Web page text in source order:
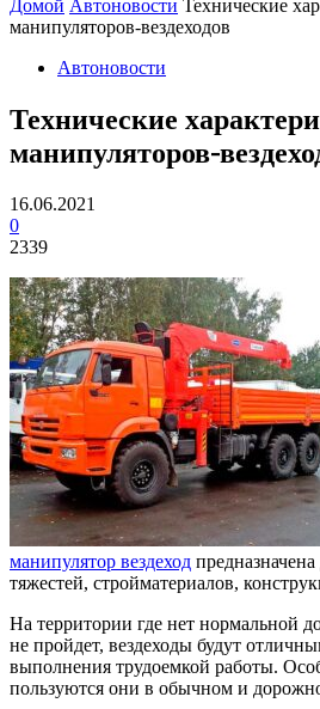
Домой Автоновости Технические
манипуляторов-вездеходов
Автоновости
Технические
манипуляторов-
16.06.2021
0
2339
манипулятор вездеход
тяжестей, стройматериалов,
На территории где нет нормальной
не пройдет, вездеходы будут
выполнения трудоемкой работы.
пользуются они в обычном и